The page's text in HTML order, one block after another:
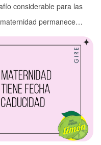
considerable para las
permanece
ejercerla o todavía no
también. En
patriarcales las
expiración […]